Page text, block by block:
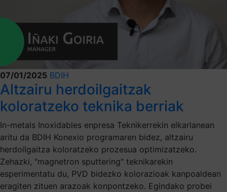
07/01/2025 BDIH
Altzairu herdoilgaitzak
koloratzeko teknika berriak
In-metals Inoxidables enpresa Teknikerrekin elkarlanean
aritu da BDIH Konexio programaren bidez, altzairu
herdoilgaitza koloratzeko prozesua optimizatzeko.
Zehazki, "magnetron sputtering" teknikarekin
esperimentatu du, PVD bidezko kolorazioak kanpoaldean
eragiten zituen arazoak konpontzeko. Egindako probei